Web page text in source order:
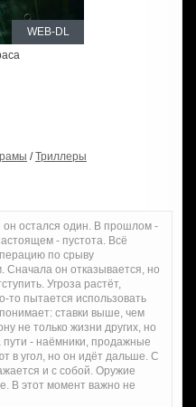
WEB-DL
/Триллеры
он остался один. В прошлом -
- пустота. Всё
по срыву
Сначала он отказывается, но
Угроза растёт,
то пытается использовать
ставки выше, чем
не только жизни других, но
пути - наёмники, продажные
в угол, но он идёт дальше. С
и с собой. Оружие
В этот момент важно не